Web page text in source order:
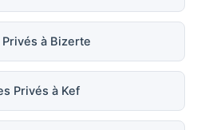
à Bizerte
Privés à Kef